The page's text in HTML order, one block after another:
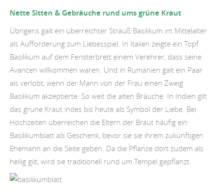
Nette Sitten & Gebräuche rund ums grüne Kraut
Übrigens galt ein überreichter Strauß Basilikum im Mittelalter
als Aufforderung zum Liebesspiel. In Italien zeigte ein Topf
Basilikum auf dem Fensterbrett einem Verehrer, dass seine
Avancen willkommen waren. Und in Rumänien galt ein Paar
als verlobt, wenn der Mann von der Frau einen Zweig
Basilikum akzeptierte. So weit die alten Bräuche. In Indien gilt
das grüne Kraut indes bis heute als Symbol der Liebe. Bei
Hochzeiten überreichen die Eltern der Braut häufig ein
Basilikumblatt als Geschenk, bevor sie sie ihrem zukünftigen
Ehemann an die Seite geben. Da die Pflanze dort zudem als
heilig gilt, wird sie traditionell rund um Tempel gepflanzt.